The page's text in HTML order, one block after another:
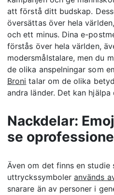
att förstå ditt budskap.
översättas över hela
och ett minus. Dina e-
förstås över hela världen,
modersmålstalare, men du
de olika anspelningar som
Broni talar om de olika
andra länder. Det kan
Nackdelar:
se
Även om det finns en
uttryckssymboleranvänds
snarare än av personer i